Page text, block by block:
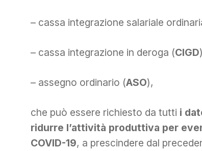
– cassa integrazione salariale
– cassa integrazione in deroga (CIGD
– assegno ordinario (ASO),
che può essere richiesto da tutti i
ridurre l’attività produttiva per
COVID-19, a prescindere dal